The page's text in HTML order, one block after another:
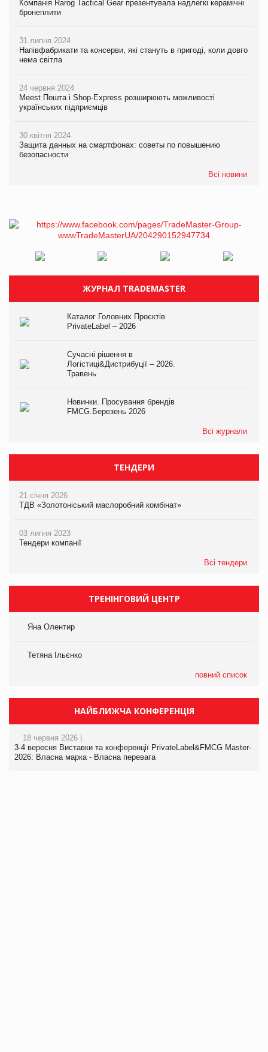
Компанія Rarog Tactical Gear презентувала надлегкі керамічні
бронеплити
31 липня 2024
Напівфабрикати та консерви, які стануть в пригоді, коли довго
нема світла
24 червня 2024
Meest Пошта і Shop-Express розширюють можливості
українських підприємців
30 квітня 2024
Защита данных на смартфонах: советы по повышению
безопасности
Всі новини
ЖУРНАЛ TRADEMASTER
Каталог Головних Проєктів
PrivateLabel – 2026
Сучасні рішення в
Логістиці&Дистрибуції – 2026.
Травень
Новинки. Просування брендів
FMCG.Березень 2026
Всі журнали
ТЕНДЕРИ
21 січня 2026
ТДВ «Золотоніський маслоробний комбінат»
03 липня 2023
Тендери компанії
Всі тендери
ТРЕНІНГОВИЙ ЦЕНТР
Яна Олентир
Тетяна Ільєнко
повний список
НАЙБЛИЖЧА КОНФЕРЕНЦІЯ
18 червня 2026 |
3-4 вересня Виставки та конференції PrivateLabel&FMCG Master-
2026: Власна марка - Власна перевага